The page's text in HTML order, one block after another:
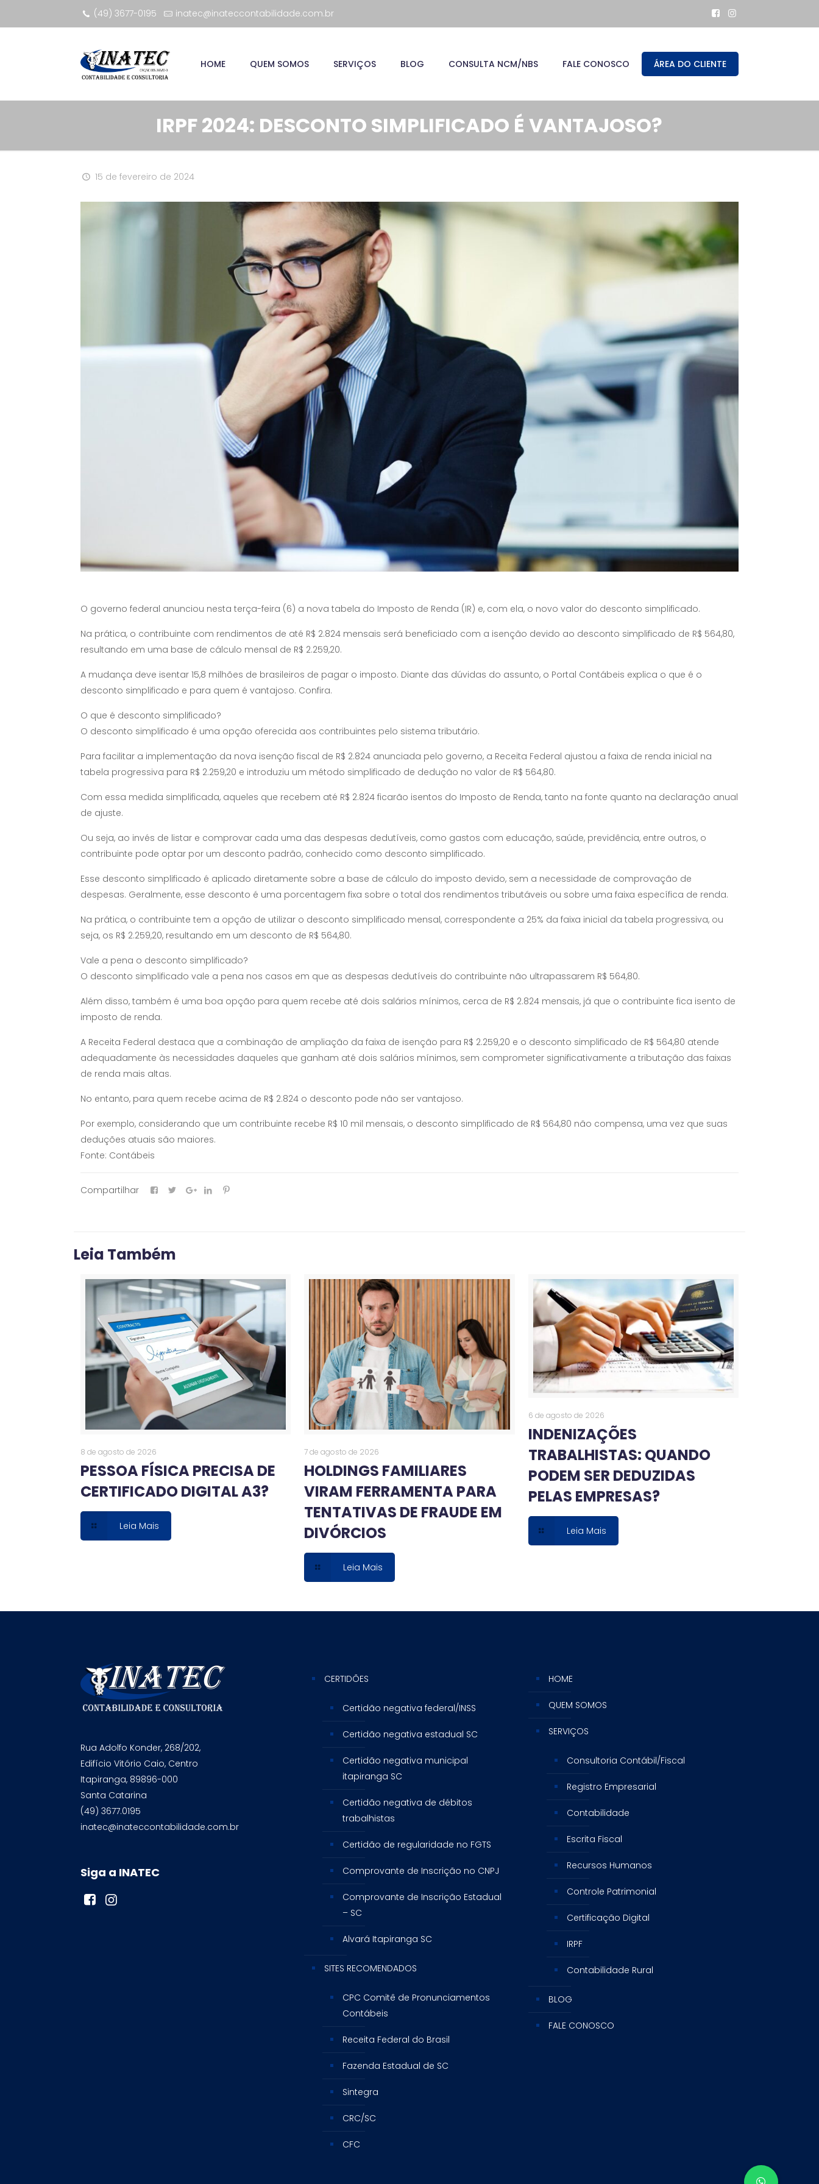
(49) 3677-0195 inatec@inateccontabilidade.com.br
HOME QUEM SOMOS SERVIÇOS BLOG CONSULTA NCM/NBS FALE CONOSCO ÁREA DO CLIENTE
IRPF 2024: DESCONTO SIMPLIFICADO É VANTAJOSO?
15 de fevereiro de 2024
O governo federal anunciou nesta terça-feira (6) a nova tabela do Imposto de Renda (IR) e, com ela, o novo valor do desconto simplificado.
Na prática, o contribuinte com rendimentos de até R$ 2.824 mensais será beneficiado com a isenção devido ao desconto simplificado de R$ 564,80,
resultando em uma base de cálculo mensal de R$ 2.259,20.
A mudança deve isentar 15,8 milhões de brasileiros de pagar o imposto. Diante das dúvidas do assunto, o Portal Contábeis explica o que é o
desconto simplificado e para quem é vantajoso. Confira.
O que é desconto simplificado?
O desconto simplificado é uma opção oferecida aos contribuintes pelo sistema tributário.
Para facilitar a implementação da nova isenção fiscal de R$ 2.824 anunciada pelo governo, a Receita Federal ajustou a faixa de renda inicial na
tabela progressiva para R$ 2.259,20 e introduziu um método simplificado de dedução no valor de R$ 564,80.
Com essa medida simplificada, aqueles que recebem até R$ 2.824 ficarão isentos do Imposto de Renda, tanto na fonte quanto na declaração anual
de ajuste.
Ou seja, ao invés de listar e comprovar cada uma das despesas dedutíveis, como gastos com educação, saúde, previdência, entre outros, o
contribuinte pode optar por um desconto padrão, conhecido como desconto simplificado.
Esse desconto simplificado é aplicado diretamente sobre a base de cálculo do imposto devido, sem a necessidade de comprovação de
despesas. Geralmente, esse desconto é uma porcentagem fixa sobre o total dos rendimentos tributáveis ou sobre uma faixa específica de renda.
Na prática, o contribuinte tem a opção de utilizar o desconto simplificado mensal, correspondente a 25% da faixa inicial da tabela progressiva, ou
seja, os R$ 2.259,20, resultando em um desconto de R$ 564,80.
Vale a pena o desconto simplificado?
O desconto simplificado vale a pena nos casos em que as despesas dedutíveis do contribuinte não ultrapassarem R$ 564,80.
Além disso, também é uma boa opção para quem recebe até dois salários mínimos, cerca de R$ 2.824 mensais, já que o contribuinte fica isento de
imposto de renda.
A Receita Federal destaca que a combinação de ampliação da faixa de isenção para R$ 2.259,20 e o desconto simplificado de R$ 564,80 atende
adequadamente às necessidades daqueles que ganham até dois salários mínimos, sem comprometer significativamente a tributação das faixas
de renda mais altas.
No entanto, para quem recebe acima de R$ 2.824 o desconto pode não ser vantajoso.
Por exemplo, considerando que um contribuinte recebe R$ 10 mil mensais, o desconto simplificado de R$ 564,80 não compensa, uma vez que suas
deduções atuais são maiores.
Fonte: Contábeis
Compartilhar
Leia Também
8 de agosto de 2026
PESSOA FÍSICA PRECISA DE
CERTIFICADO DIGITAL A3?
Leia Mais
7 de agosto de 2026
HOLDINGS FAMILIARES
VIRAM FERRAMENTA PARA
TENTATIVAS DE FRAUDE EM
DIVÓRCIOS
Leia Mais
6 de agosto de 2026
INDENIZAÇÕES
TRABALHISTAS: QUANDO
PODEM SER DEDUZIDAS
PELAS EMPRESAS?
Leia Mais
Rua Adolfo Konder, 268/202,
Edifício Vitório Caio, Centro
Itapiranga, 89896-000
Santa Catarina
(49) 3677.0195
inatec@inateccontabilidade.com.br
Siga a INATEC
CERTIDÕES
Certidão negativa federal/INSS
Certidão negativa estadual SC
Certidão negativa municipal
itapiranga SC
Certidão negativa de débitos
trabalhistas
Certidão de regularidade no FGTS
Comprovante de Inscrição no CNPJ
Comprovante de Inscrição Estadual
– SC
Alvará Itapiranga SC
SITES RECOMENDADOS
CPC Comitê de Pronunciamentos
Contábeis
Receita Federal do Brasil
Fazenda Estadual de SC
Sintegra
CRC/SC
CFC
HOME
QUEM SOMOS
SERVIÇOS
Consultoria Contábil/Fiscal
Registro Empresarial
Contabilidade
Escrita Fiscal
Recursos Humanos
Controle Patrimonial
Certificação Digital
IRPF
Contabilidade Rural
BLOG
FALE CONOSCO